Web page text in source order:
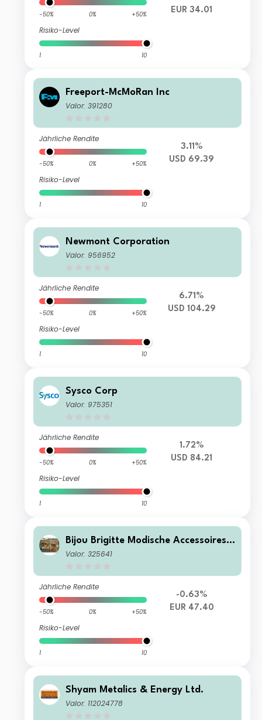
-50% 0% +50%
Risiko-Level
1 10
EUR 34.01
Freeport-McMoRan Inc
Valor: 391280
Jährliche Rendite
-50% 0% +50%
Risiko-Level
1 10
3.11%
USD 69.39
Newmont Corporation
Valor: 956952
Jährliche Rendite
-50% 0% +50%
Risiko-Level
1 10
6.71%
USD 104.29
Sysco Corp
Valor: 975351
Jährliche Rendite
-50% 0% +50%
Risiko-Level
1 10
1.72%
USD 84.21
Bijou Brigitte Modische Accessoires
AG
Valor: 325641
Jährliche Rendite
-50% 0% +50%
Risiko-Level
1 10
-0.63%
EUR 47.40
Shyam Metalics & Energy Ltd.
Valor: 112024778